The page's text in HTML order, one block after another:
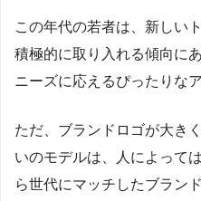
この年代の若者は、新しい
積極的に取り入れる傾向に
ニーズに応えるぴったりな
ただ、ブランドロゴが大き
いのモデルは、人によって
ら世代にマッチしたブラン